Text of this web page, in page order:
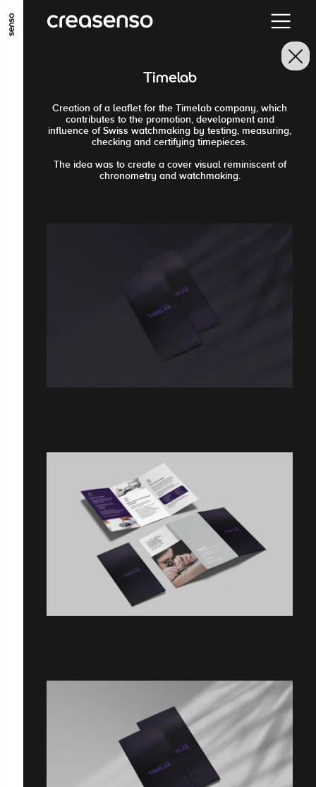
ALLER AU CONTENU PRINCIPAL
ALLER EN BAS DE PAGETimelab
Creation of a leaflet for the Timelab company, which
contributes to the promotion, development and
influence of Swiss watchmaking by testing, measuring,
checking and certifying timepieces.
The idea was to create a cover visual reminiscent of
chronometry and watchmaking.